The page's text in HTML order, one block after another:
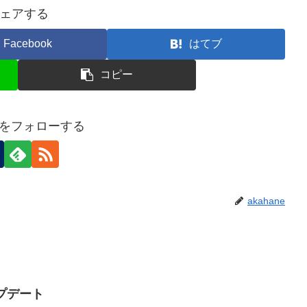
アする
Facebook はてブ
コピー
フォローする
akahane
デート